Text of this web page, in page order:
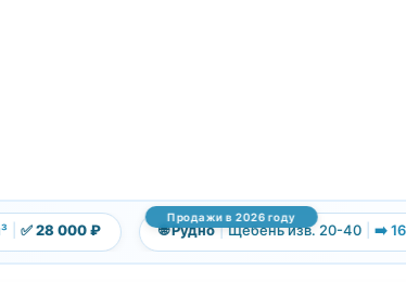
Продажи в 2026 году
✅ 28 000 ₽ 🌐 Рудно | Щебень изв. 20-40 | ➡️ 16 м³